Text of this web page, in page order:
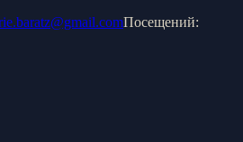
Посещений: